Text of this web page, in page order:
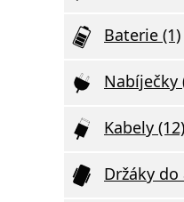
Baterie (1)
Nabíječky
Kabely (12)
Držáky do
Originální Samsung
nabíječka pro telefony